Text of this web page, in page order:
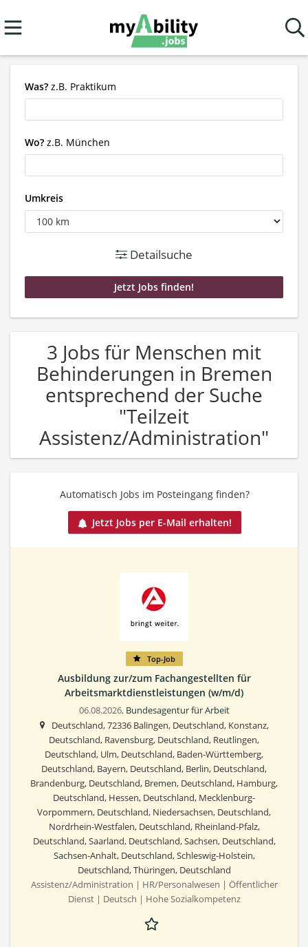
Was? z.B. Praktikum
Wo? z.B. München
Umkreis
Detailsuche
3 Jobs für Menschen mit
Behinderungen in Bremen
entsprechend der Suche
"Teilzeit
Assistenz/Administration"
Automatisch Jobs im Posteingang finden?
Jetzt Jobs per E-Mail erhalten!
Top-Job
Ausbildung zur/zum Fachangestellten für
Arbeitsmarktdienstleistungen (w/m/d)
06.08.2026, Bundesagentur für Arbeit
Deutschland, 72336 Balingen, Deutschland, Konstanz,
Deutschland, Ravensburg, Deutschland, Reutlingen,
Deutschland, Ulm, Deutschland, Baden-Württemberg,
Deutschland, Bayern, Deutschland, Berlin, Deutschland,
Brandenburg, Deutschland, Bremen, Deutschland, Hamburg,
Deutschland, Hessen, Deutschland, Mecklenburg-
Vorpommern, Deutschland, Niedersachsen, Deutschland,
Nordrhein-Westfalen, Deutschland, Rheinland-Pfalz,
Deutschland, Saarland, Deutschland, Sachsen, Deutschland,
Sachsen-Anhalt, Deutschland, Schleswig-Holstein,
Deutschland, Thüringen, Deutschland
Assistenz/Administration | HR/Personalwesen | Öffentlicher
Dienst | Deutsch | Hohe Sozialkompetenz